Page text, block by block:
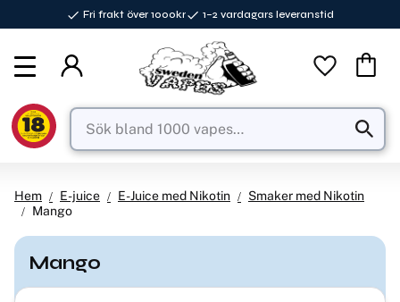
Fri frakt över 1000kr 1–2 vardagars leveranstid
Favoriter
Hem E-juice E-Juice med Nikotin
Smaker med Nikotin
Mango
Mango